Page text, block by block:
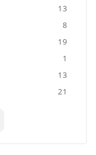
13
8
19
1
13
21